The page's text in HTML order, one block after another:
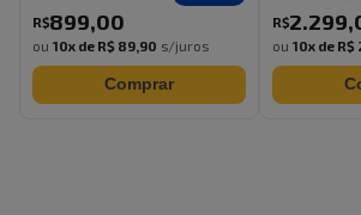
R$899,00
ou 10x de R$ 89,90 s/juros
Comprar
R$2.299,
ou 10x de R$